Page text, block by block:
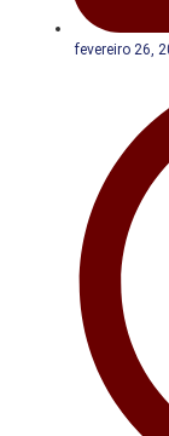
fevereiro 26,